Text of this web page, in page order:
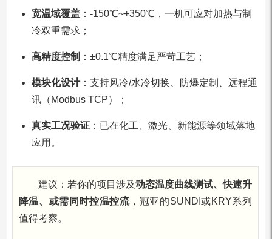
宽温域覆盖：-150℃~+350℃，一机可应对加热与制
冷双重需求；
高精度控制 ：±0.1℃精度满足严苛工艺；
模块化设计：支持风冷/水冷切换、防爆定制、远程通
讯（Modbus TCP）；
真实工况验证：已在化工、激光、新能源等领域落地
应用。
建议：若你的项目涉及动态温度曲线测试、快速升
降温、或需同时控温控流，冠亚的SUNDI或KRY系列
值得考察。